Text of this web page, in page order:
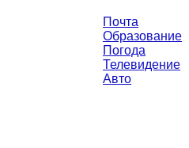
Почта
Образование
Погода
Телевидение
Авто